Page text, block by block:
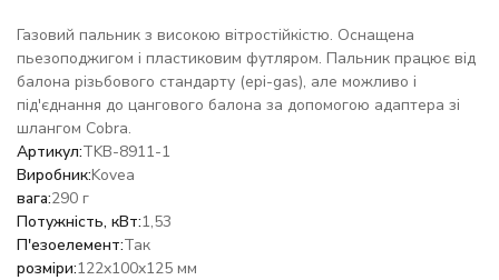
Газовий пальник з високою вітростійкістю. Оснащена
пьезоподжигом і пластиковим футляром. Пальник працює від
балона різьбового стандарту (epi-gas), але можливо і
під'єднання до цангового балона за допомогою адаптера зі
шлангом Cobra.
Артикул:TKB-8911-1
Виробник:Kovea
вага:290 г
Потужність, кВт:1,53
П'езоелемент:Так
розміри:122x100x125 мм